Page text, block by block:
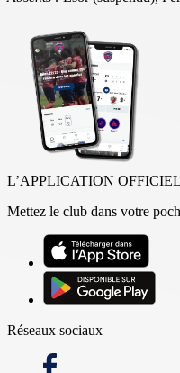
L’APPLICATION
Mettez le club dans votre
Réseaux sociaux